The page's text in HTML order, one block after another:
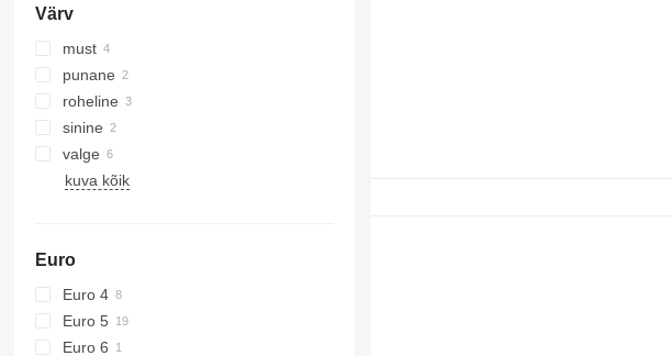
Värv
must
punane
roheline
sinine
valge
kuva kõik
Euro
Euro 4
Euro 5
Euro 6